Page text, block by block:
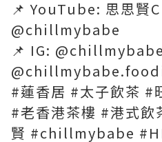
📌 YouTube: 思思賢
@chillmybabe
📌 IG:
#蓮香居 #太子飲茶 #
#老香港茶樓 #港式飲
賢 #chillmybabe